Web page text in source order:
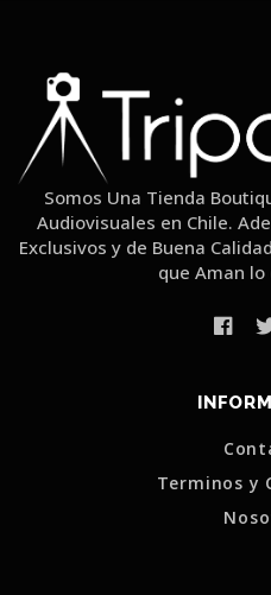
Somos Una Tienda
Audiovisuales en Chile.
Exclusivos y de Buena
que Aman lo
Terminos y